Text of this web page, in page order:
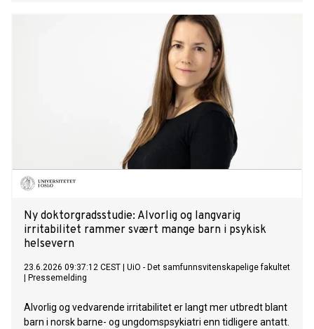
Ny doktorgradsstudie: Alvorlig og langvarig
irritabilitet rammer svært mange barn i psykisk
helsevern
23.6.2026 09:37:12 CEST
UiO - Det samfunnsvitenskapelige fakultet
Pressemelding
Alvorlig og vedvarende irritabilitet er langt mer utbredt blant
barn i norsk barne- og ungdomspsykiatri enn tidligere antatt.